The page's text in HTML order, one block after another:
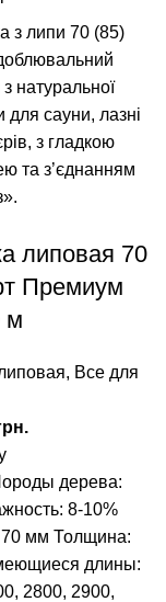
липовая 70
Премиум
м
, Все для
дерева:
8-10%
мм Толщина:
длины:
2800, 2900,